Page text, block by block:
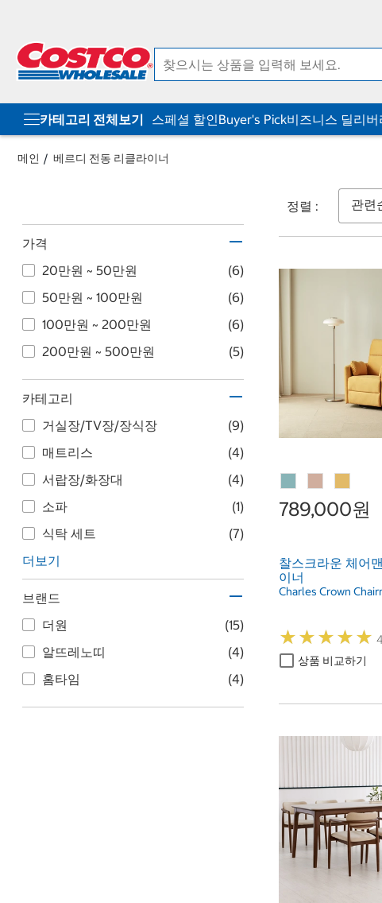
카테고리 전체보기 스페셜 할인Buyer's Pick비즈니스 딜리버
메인 베르디 전동 리클라이너
가격
20만원 ~ 50만원
(6)
50만원 ~ 100만원
(6)
100만원 ~ 200만원
(6)
200만원 ~ 500만원
(5)
카테고리
거실장/TV장/장식장
(9)
매트리스
(4)
서랍장/화장대
(4)
소파
(1)
식탁 세트
(7)
더보기
브랜드
더원
(15)
알뜨레노띠
(4)
홈타임
(4)
정렬 :
789,000원
찰스크라운 체어
이너
Charles Crown
★★★★★
★★★★★
상품 비교하기